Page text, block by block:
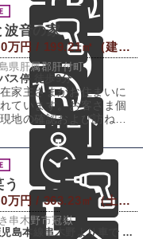
波音の家
1,880万円 / 199.21㎡（建物） 339.2㎡（敷地）
県肝属郡肝付町
ス停 徒歩9分
家主さまがお住まいに
ています。お客さま個
地の確認および訪ねて
れる行為はご遠慮いただ
ようお願い
う
1,060万円 / 363.23㎡（土地）
串木野市冠嶽
JR鹿児島本線串木野より車で 11㎞（車約21分）